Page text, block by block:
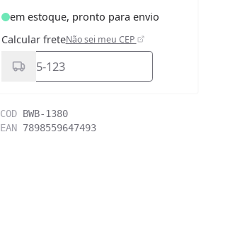
em estoque, pronto para envio
Calcular freteNão sei meu CEP
COD BWB-1380
EAN 7898559647493